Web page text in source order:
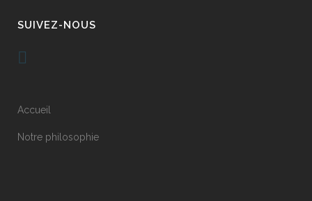
SUIVEZ-NOUS
Accueil
Notre philosophie